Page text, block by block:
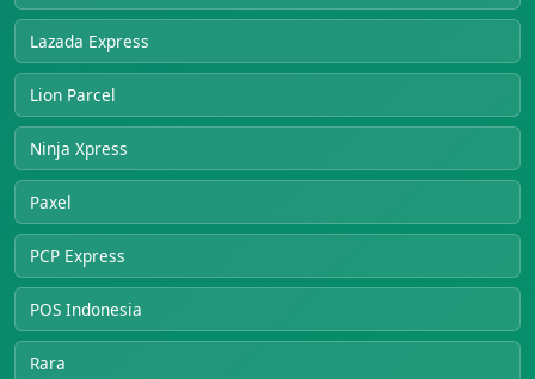
Lazada Express
Lion Parcel
Ninja Xpress
Paxel
PCP Express
POS Indonesia
Rara